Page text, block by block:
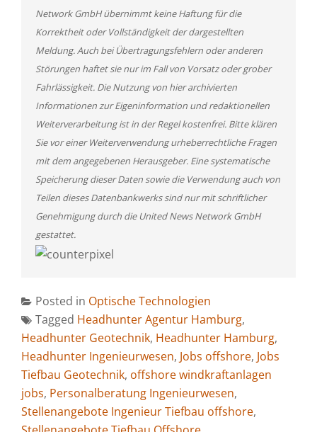
Network GmbH übernimmt keine Haftung für die
Korrektheit oder Vollständigkeit der dargestellten
Meldung. Auch bei Übertragungsfehlern oder anderen
Störungen haftet sie nur im Fall von Vorsatz oder grober
Fahrlässigkeit. Die Nutzung von hier archivierten
Informationen zur Eigeninformation und redaktionellen
Weiterverarbeitung ist in der Regel kostenfrei. Bitte klären
Sie vor einer Weiterverwendung urheberrechtliche Fragen
mit dem angegebenen Herausgeber. Eine systematische
Speicherung dieser Daten sowie die Verwendung auch von
Teilen dieses Datenbankwerks sind nur mit schriftlicher
Genehmigung durch die United News Network GmbH
gestattet.
Posted in Optische Technologien
Tagged Headhunter Agentur Hamburg,
Headhunter Geotechnik, Headhunter Hamburg,
Headhunter Ingenieurwesen, Jobs offshore, Jobs
Tiefbau Geotechnik, offshore windkraftanlagen
jobs, Personalberatung Ingenieurwesen,
Stellenangebote Ingenieur Tiefbau offshore,